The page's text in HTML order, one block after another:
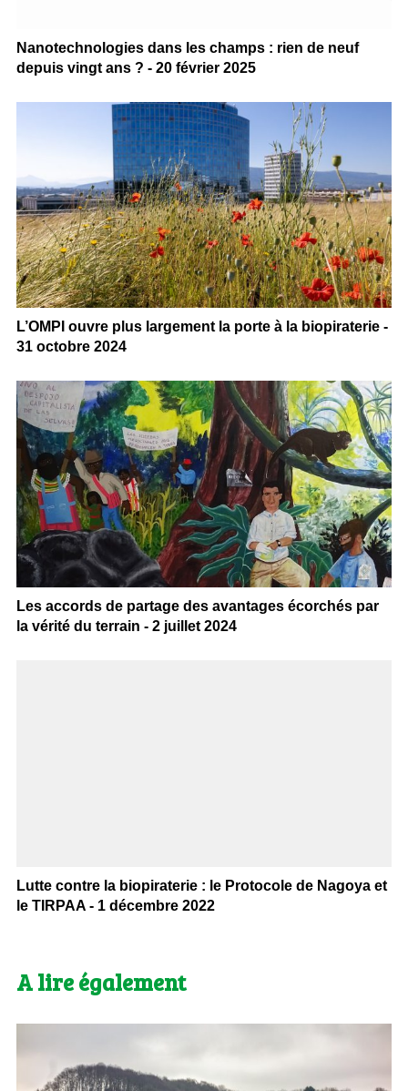
Nanotechnologies dans les champs : rien de neuf
depuis vingt ans ? - 20 février 2025
L’OMPI ouvre plus largement la porte à la biopiraterie -
31 octobre 2024
Les accords de partage des avantages écorchés par
la vérité du terrain - 2 juillet 2024
Lutte contre la biopiraterie : le Protocole de Nagoya et
le TIRPAA - 1 décembre 2022
A lire également